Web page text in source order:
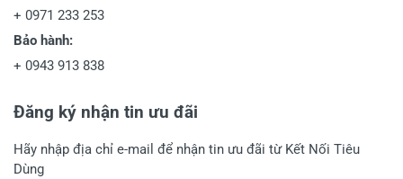
+ 0971 233 253
Bảo hành:
+ 0943 913 838
Đăng ký nhận tin ưu đãi
Hãy nhập địa chỉ e-mail để nhận tin ưu đãi từ Kết Nối Tiêu
Dùng